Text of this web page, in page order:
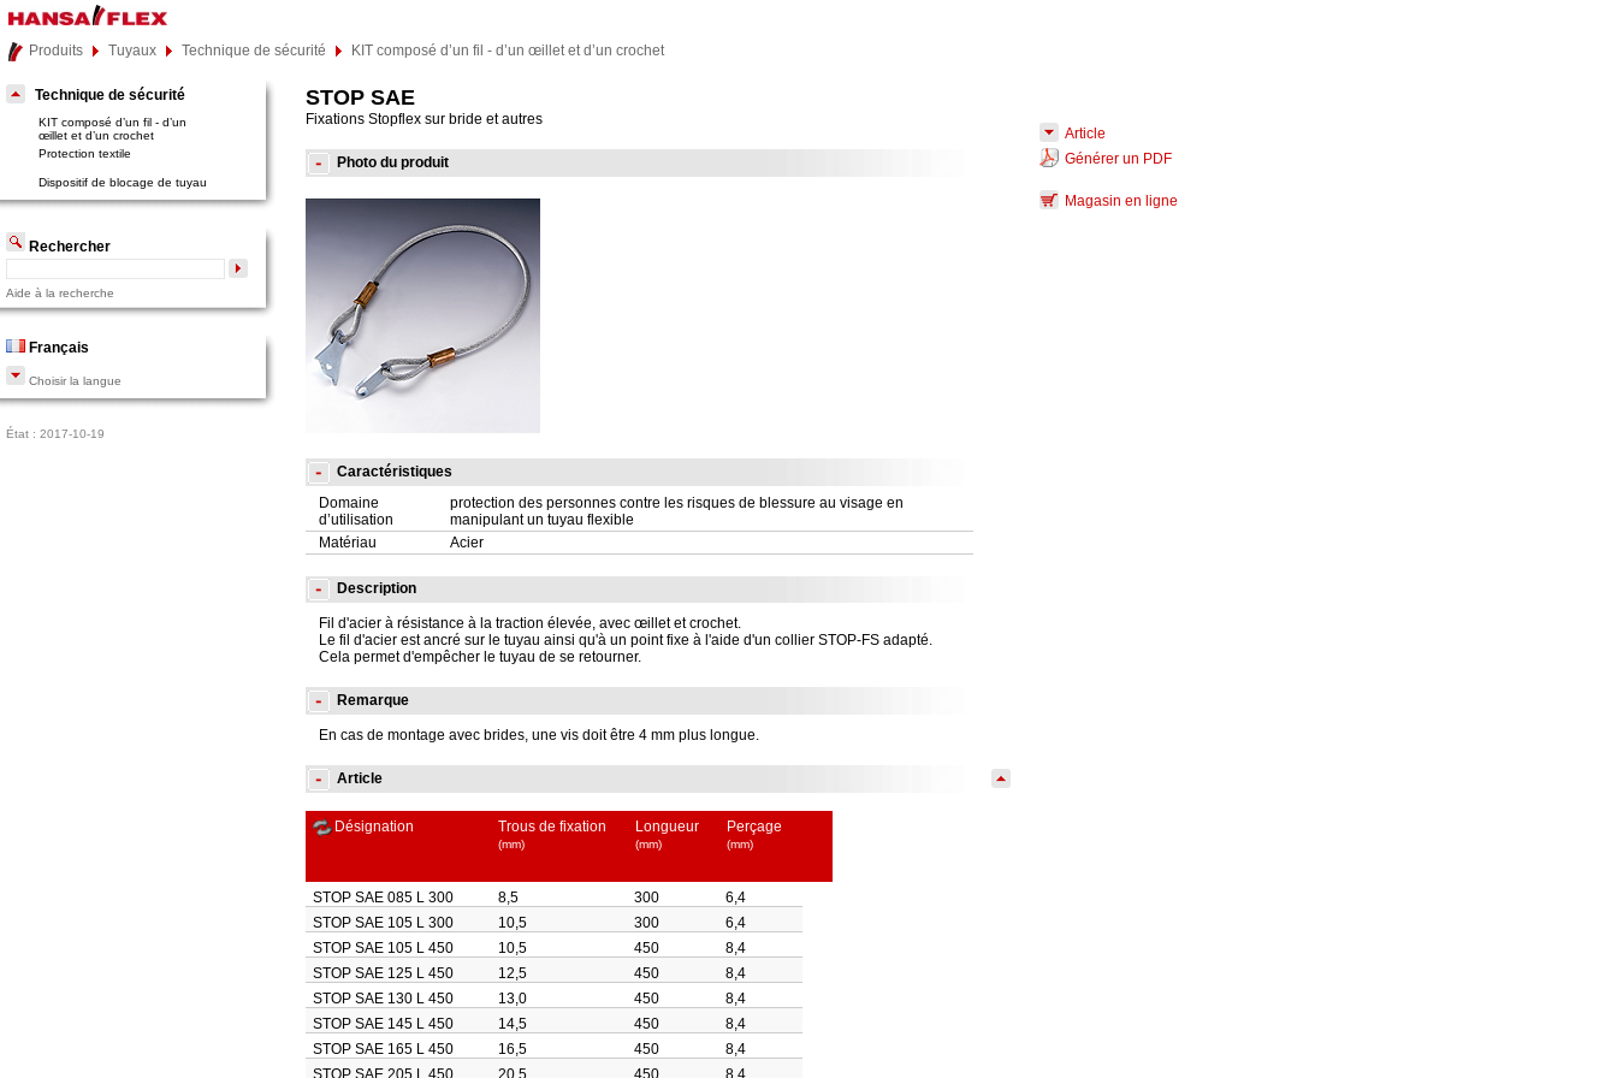
Produits Tuyaux Technique de sécurité KIT composé d’un fil - d’un œillet et d’un crochet
Technique de sécurité
KIT composé d’un fil - d’un
œillet et d’un crochet
Protection textile
Dispositif de blocage de tuyau
Rechercher
Aide à la recherche
Français
Choisir la langue
État : 2017-10-19
STOP SAE
Fixations Stopflex sur bride et autres
Article
Générer un PDF
Magasin en ligne
Photo du produit
Caractéristiques
Domaine
d’utilisation
protection des personnes contre les risques de blessure au visage en
manipulant un tuyau flexible
Matériau
Acier
Description
Fil d'acier à résistance à la traction élevée, avec œillet et crochet.
Le fil d'acier est ancré sur le tuyau ainsi qu'à un point fixe à l'aide d'un collier STOP-FS adapté.
Cela permet d'empêcher le tuyau de se retourner.
Remarque
En cas de montage avec brides, une vis doit être 4 mm plus longue.
Article
Désignation Trous de fixation
(mm)
Longueur
(mm)
Perçage
(mm)
STOP SAE 085 L 300 8,5 300
6,4
STOP SAE 105 L 300
10,5 300
6,4
STOP SAE 105 L 450
10,5 450
8,4
STOP SAE 125 L 450
12,5 450
8,4
STOP SAE 130 L 450
13,0 450
8,4
STOP SAE 145 L 450
14,5 450
8,4
STOP SAE 165 L 450
16,5 450
8,4
STOP SAE 205 L 450
20,5 450 8,4